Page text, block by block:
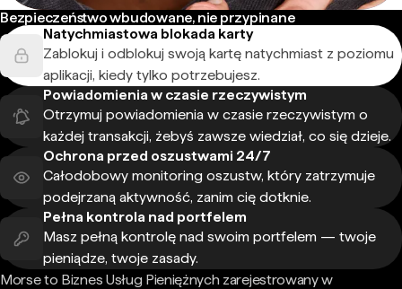
Bezpieczeństwo wbudowane, nie przypinane
Natychmiastowa blokada karty
Zablokuj i odblokuj swoją kartę natychmiast z poziomu
aplikacji, kiedy tylko potrzebujesz.
Powiadomienia w czasie rzeczywistym
Otrzymuj powiadomienia w czasie rzeczywistym o
każdej transakcji, żebyś zawsze wiedział, co się dzieje.
Ochrona przed oszustwami 24/7
Całodobowy monitoring oszustw, który zatrzymuje
podejrzaną aktywność, zanim cię dotknie.
Pełna kontrola nad portfelem
Masz pełną kontrolę nad swoim portfelem — twoje
pieniądze, twoje zasady.
Morse to Biznes Usług Pieniężnych zarejestrowany w